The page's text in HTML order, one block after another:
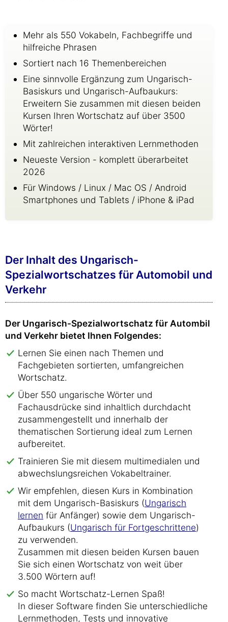
Mehr als 550 Vokabeln, Fachbegriffe und
hilfreiche Phrasen
Sortiert nach 16 Themenbereichen
Eine sinnvolle Ergänzung zum Ungarisch-
Basiskurs und Ungarisch-Aufbaukurs:
Erweitern Sie zusammen mit diesen beiden
Kursen Ihren Wortschatz auf über 3500
Wörter!
Mit zahlreichen interaktiven Lernmethoden
Neueste Version - komplett überarbeitet
2026
Für Windows / Linux / Mac OS / Android
Smartphones und Tablets / iPhone & iPad
Der Inhalt des Ungarisch-
Spezialwortschatzes für Automobil und
Verkehr
Der Ungarisch-Spezialwortschatz für Autombil
und Verkehr bietet Ihnen Folgendes:
Lernen Sie einen nach Themen und
Fachgebieten sortierten, umfangreichen
Wortschatz.
Über 550 ungarische Wörter und
Fachausdrücke sind inhaltlich durchdacht
zusammengestellt und innerhalb der
thematischen Sortierung ideal zum Lernen
aufbereitet.
Trainieren Sie mit diesem multimedialen und
abwechslungsreichen Vokabeltrainer.
Wir empfehlen, diesen Kurs in Kombination
mit dem Ungarisch-Basiskurs (Ungarisch
lernen für Anfänger) sowie dem Ungarisch-
Aufbaukurs (Ungarisch für Fortgeschrittene)
zu verwenden.
Zusammen mit diesen beiden Kursen bauen
Sie sich einen Wortschatz von weit über
3.500 Wörtern auf!
So macht Wortschatz-Lernen Spaß!
In dieser Software finden Sie unterschiedliche
Lernmethoden, Tests und innovative